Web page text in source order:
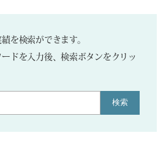
を検索ができます。
ドを入力後、検索ボタンをクリッ
検索